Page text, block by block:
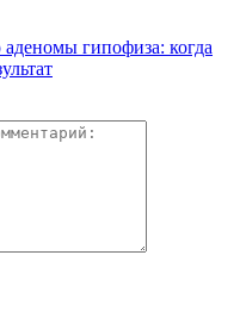
гипофиза: когда